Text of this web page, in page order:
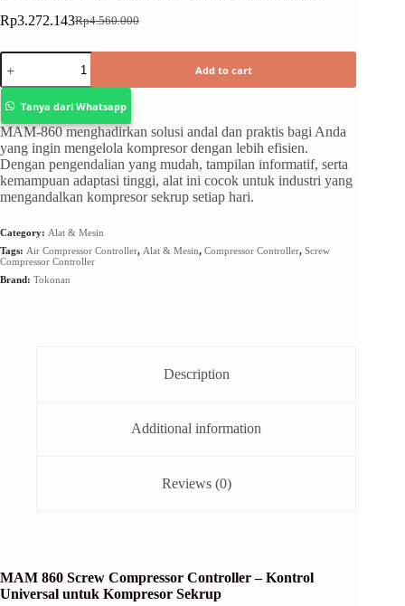
Rp4.560.000
Rp3.272.143
Add to cart
Tanya dari Whatsapp
MAM-860 menghadirkan solusi andal dan praktis bagi Anda
yang ingin mengelola kompresor dengan lebih efisien.
Dengan pengendalian yang mudah, tampilan informatif, serta
kemampuan adaptasi tinggi, alat ini cocok untuk industri yang
mengandalkan kompresor sekrup setiap hari.
Category: Alat & Mesin
Tags: Air Compressor Controller, Alat & Mesin, Compressor Controller, Screw
Compressor Controller
Brand: Tokonan
Description
Additional information
Reviews (0)
MAM 860 Screw Compressor Controller – Kontrol
Universal untuk Kompresor Sekrup